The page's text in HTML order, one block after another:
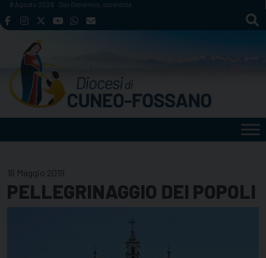
Skip
to
8 Agosto 2026 San Domenico, sacerdote
16 Maggio 2019
PELLEGRINAGGIO DEI POPOLI